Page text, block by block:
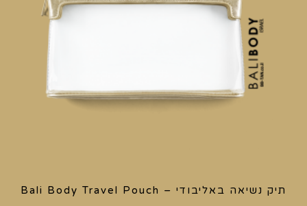
תיק נשיאה באליבודי – Bali Body Travel Pouch